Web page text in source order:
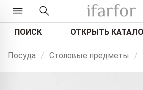
ПОИСК ОТКРЫТЬ
Посуда / Столовые предметы /